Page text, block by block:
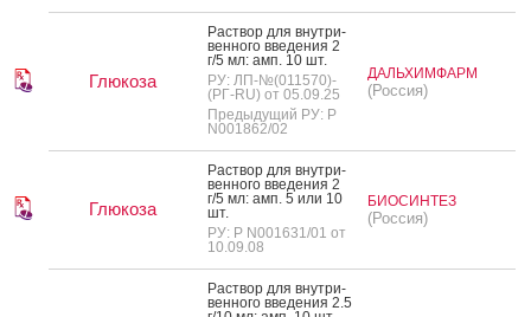
Глюкоза
Рас­твор для внут­ри­
вен­но­го вве­дения 2
г/5 мл: амп. 10 шт.
РУ: ЛП-№(011570)-
(РГ-RU) от 05.09.25
Предыдущий РУ: Р
N001862/02
ДАЛЬХИМФАРМ
(Россия)
Глюкоза
Рас­твор для внут­ри­
вен­но­го вве­дения 2
г/5 мл: амп. 5 или 10
шт.
РУ: Р N001631/01 от
10.09.08
БИОСИНТЕЗ
(Россия)
Рас­твор для внут­ри­
вен­но­го вве­дения 2.5